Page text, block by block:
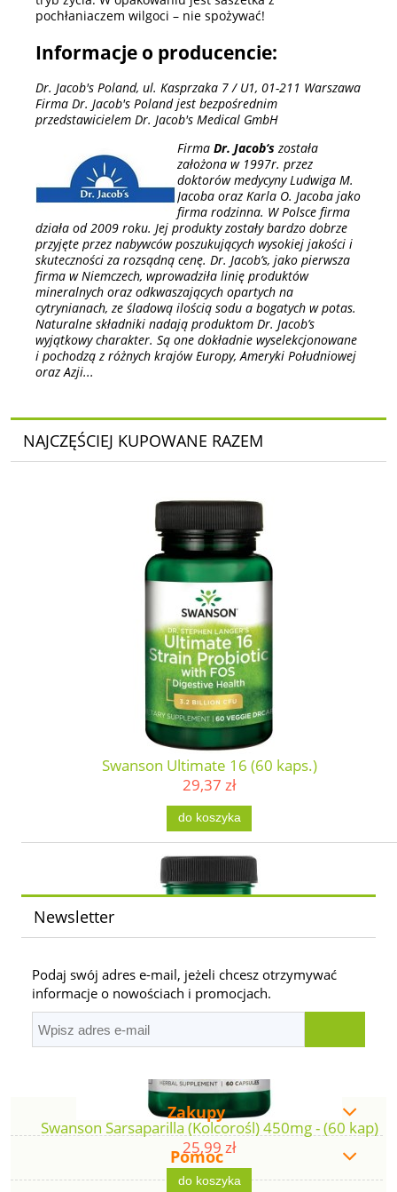
pochłaniaczem wilgoci – nie spożywać!
Informacje o producencie:
Dr. Jacob's Poland, ul. Kasprzaka 7 / U1, 01-211 Warszawa
Firma Dr. Jacob's Poland jest bezpośrednim
przedstawicielem Dr. Jacob's Medical GmbH
Firma Dr. Jacob‘szostała
założona w 1997r. przez
doktorów medycyny Ludwiga M.
Jacoba oraz Karla O. Jacoba jako
firma rodzinna. W Polsce firma
działa od 2009 roku. Jej produkty zostały bardzo dobrze
przyjęte przez nabywców poszukujących wysokiej jakości i
skuteczności za rozsądną cenę. Dr. Jacob’s, jako pierwsza
firma w Niemczech, wprowadziła linię produktów
mineralnych oraz odkwaszających opartych na
cytrynianach, ze śladową ilością sodu a bogatych w potas.
Naturalne składniki nadają produktom Dr. Jacob’s
wyjątkowy charakter. Są one dokładnie wyselekcjonowane
i pochodzą z różnych krajów Europy, Ameryki Południowej
oraz Azji...
NAJCZĘŚCIEJ KUPOWANE RAZEM
Swanson Ultimate 16 (60 kaps.)
29,37 zł
do koszyka
Swanson Sarsaparilla (Kolcorośl) 450mg - (60 kap)
25,99 zł
do koszyka
Newsletter
Podaj swój adres e-mail, jeżeli chcesz otrzymywać
informacje o nowościach i promocjach.
Zakupy
Pomoc